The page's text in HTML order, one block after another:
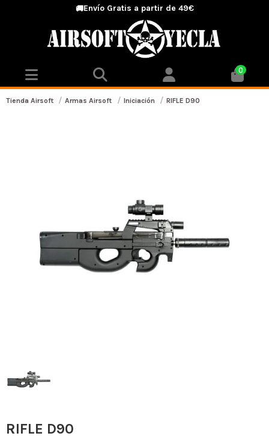
🚚Envío Gratis a partir de 49€
0
Tienda Airsoft Armas Airsoft Iniciación RIFLE D90
RIFLE D90